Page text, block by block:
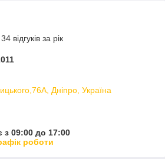
відгуків за рік
Дніпро, Україна
з 09:00 до 17:00
роботи